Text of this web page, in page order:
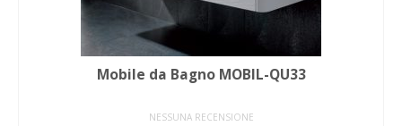
Mobile da Bagno MOBIL-QU33
NESSUNA RECENSIONE